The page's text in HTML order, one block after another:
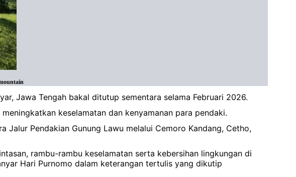
Jawa Tengah bakal ditutup sementara selama Februari 2026.
keselamatan dan kenyamanan para pendaki.
Jalur Pendakian Gunung Lawu melalui Cemoro Kandang, Cetho,
rambu-rambu keselamatan serta kebersihan lingkungan di
Hari Purnomo dalam keterangan tertulis yang dikutip